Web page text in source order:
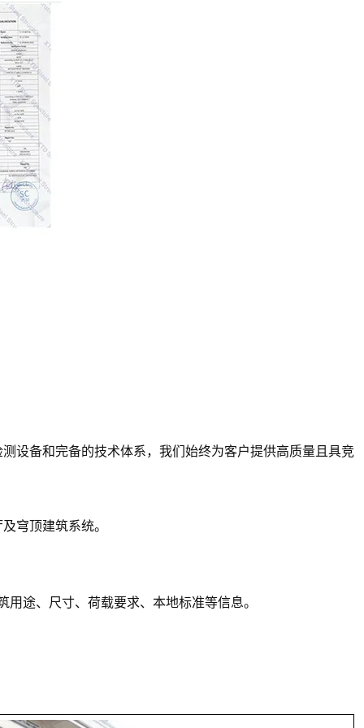
设备和完备的技术体系，我们始终为客户提供高质量且具竞
穹顶建筑系统。
途、尺寸、荷载要求、本地标准等信息。